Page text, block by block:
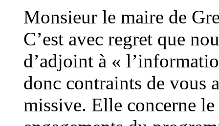
Monsieur le maire de
C’est avec regret que
d’adjoint à «
donc contraints de vous
missive. Elle concerne